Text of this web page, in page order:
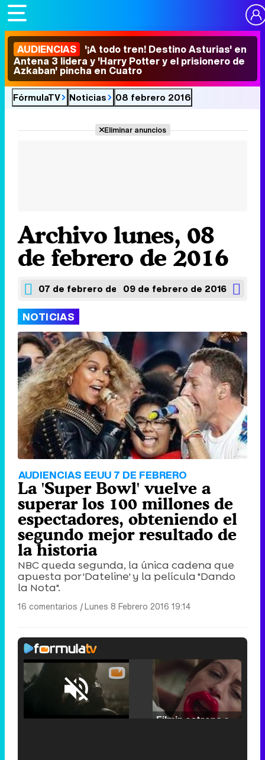
AUDIENCIAS '¡A todo tren! Destino Asturias' en
Antena 3 lidera y 'Harry Potter y el prisionero de
Azkaban' pincha en Cuatro
FórmulaTV Noticias 08 febrero 2016
Eliminar anuncios
Archivo lunes, 08
de febrero de 2016
07 de febrero de 201609 de febrero de 2016
NOTICIAS
AUDIENCIAS EEUU 7 DE FEBRERO
La 'Super Bowl' vuelve a
superar los 100 millones de
espectadores, obteniendo el
segundo mejor resultado de
la historia
NBC queda segunda, la única cadena que
apuesta por 'Dateline' y la película "Dando
la Nota".
16 comentarios |Lunes 8 Febrero 2016 19:14
Unmute /